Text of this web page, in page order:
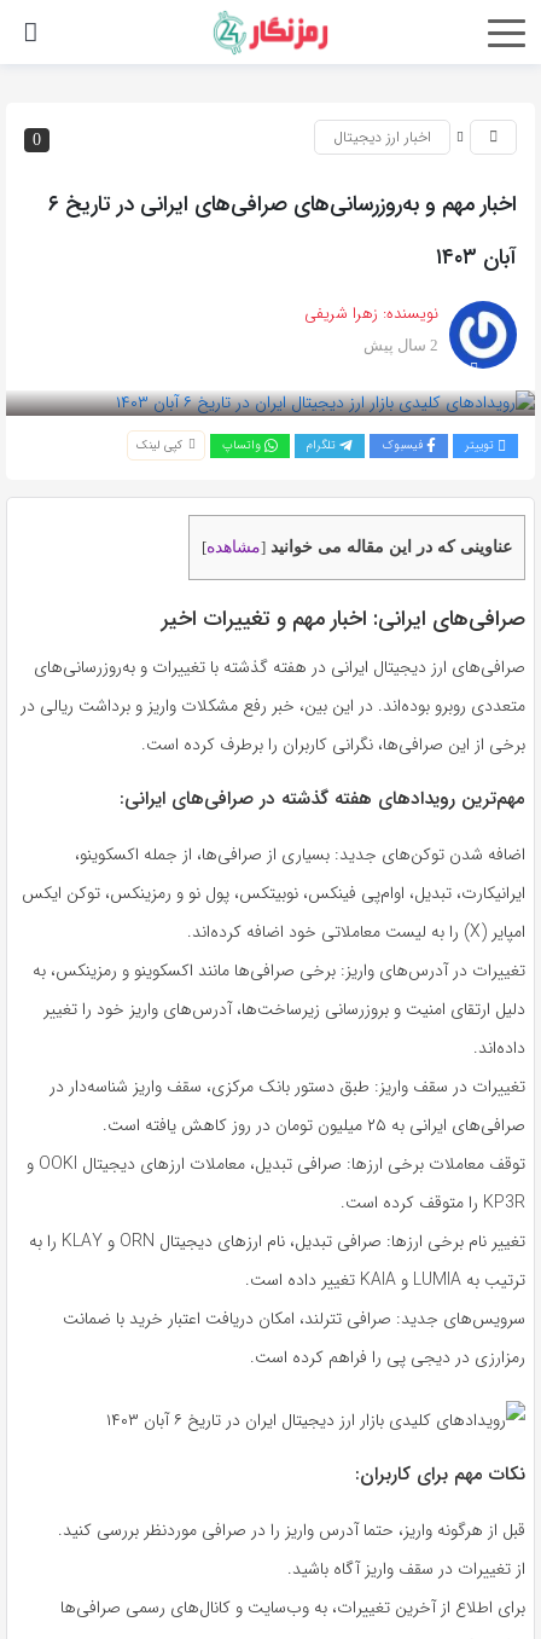
0 اخبار ارز دیجیتال
اخبار مهم و به‌روزرسانی‌های صرافی‌های ایرانی در تاریخ ۶
آبان ۱۴۰۳
نویسنده: زهرا شریفی
2 سال پیش
بازدید 886
توییتر فیسبوک تلگرام واتساپ کپی لینک
عناوینی که در این مقاله می خوانید [مشاهده]
صرافی‌های ایرانی: اخبار مهم و تغییرات اخیر
صرافی‌های ارز دیجیتال ایرانی در هفته گذشته با تغییرات و به‌روزرسانی‌های
متعددی روبرو بوده‌اند. در این بین، خبر رفع مشکلات واریز و برداشت ریالی در
برخی از این صرافی‌ها، نگرانی کاربران را برطرف کرده است.
مهم‌ترین رویدادهای هفته گذشته در صرافی‌های ایرانی:
اضافه شدن توکن‌های جدید: بسیاری از صرافی‌ها، از جمله اکسکوینو،
ایرانیکارت، تبدیل، اوام‌پی فینکس، نوبیتکس، پول نو و رمزینکس، توکن ایکس
امپایر (X) را به لیست معاملاتی خود اضافه کرده‌اند.
تغییرات در آدرس‌های واریز: برخی صرافی‌ها مانند اکسکوینو و رمزینکس، به
دلیل ارتقای امنیت و بروزرسانی زیرساخت‌ها، آدرس‌های واریز خود را تغییر
داده‌اند.
تغییرات در سقف واریز: طبق دستور بانک مرکزی، سقف واریز شناسه‌دار در
صرافی‌های ایرانی به ۲۵ میلیون تومان در روز کاهش یافته است.
توقف معاملات برخی ارزها: صرافی تبدیل، معاملات ارزهای دیجیتال OOKI و
KP3R را متوقف کرده است.
تغییر نام برخی ارزها: صرافی تبدیل، نام ارزهای دیجیتال ORN و KLAY را به
ترتیب به LUMIA و KAIA تغییر داده است.
سرویس‌های جدید: صرافی تترلند، امکان دریافت اعتبار خرید با ضمانت
رمزارزی در دیجی پی را فراهم کرده است.
نکات مهم برای کاربران:
قبل از هرگونه واریز، حتما آدرس واریز را در صرافی موردنظر بررسی کنید.
از تغییرات در سقف واریز آگاه باشید.
برای اطلاع از آخرین تغییرات، به وب‌سایت و کانال‌های رسمی صرافی‌ها